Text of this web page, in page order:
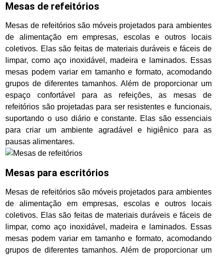
Mesas de refeitórios
Mesas de refeitórios são móveis projetados para ambientes
de alimentação em empresas, escolas e outros locais
coletivos. Elas são feitas de materiais duráveis e fáceis de
limpar, como aço inoxidável, madeira e laminados. Essas
mesas podem variar em tamanho e formato, acomodando
grupos de diferentes tamanhos. Além de proporcionar um
espaço confortável para as refeições, as mesas de
refeitórios são projetadas para ser resistentes e funcionais,
suportando o uso diário e constante. Elas são essenciais
para criar um ambiente agradável e higiênico para as
pausas alimentares.
Mesas para escritórios
Mesas de refeitórios são móveis projetados para ambientes
de alimentação em empresas, escolas e outros locais
coletivos. Elas são feitas de materiais duráveis e fáceis de
limpar, como aço inoxidável, madeira e laminados. Essas
mesas podem variar em tamanho e formato, acomodando
grupos de diferentes tamanhos. Além de proporcionar um